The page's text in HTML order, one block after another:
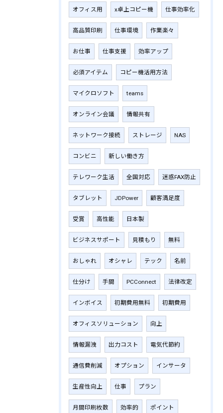
オフィス用 x卓上コピー機 仕事効率化
高品質印刷 仕事環境 作業楽々
お仕事 仕事支援 効率アップ
必須アイテム コピー機活用方法
マイクロソフト teams
オンライン会議 情報共有
ネットワーク接続 ストレージ NAS
コンビニ 新しい働き方
テレワーク生活 全国対応 迷惑FAX防止
タブレット JDPower 顧客満足度
受賞 高性能 日本製
ビジネスサポート 見積もり 無料
おしゃれ オシャレ テック 名前
仕分け 手間 PCConnect 法律改定
インボイス 初期費用無料 初期費用
オフィスソリューション 向上
情報漏洩 出力コスト 電気代節約
通信費削減 オプション インサータ
生産性向上 仕事 プラン
月間印刷枚数 効率的 ポイント